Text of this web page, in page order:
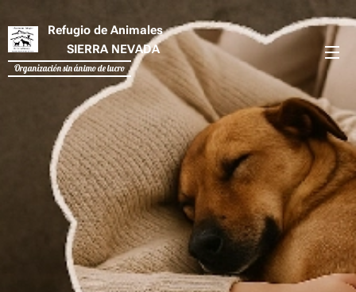
Refugio de Animales
SIERRA NEVADA
Organización sin ánimo de lucro